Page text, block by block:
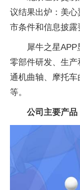
议结果出炉：美心
市条件和信息披露
犀牛之星
零部件研发、生产
通机曲轴、摩托
等。
公司主要产品